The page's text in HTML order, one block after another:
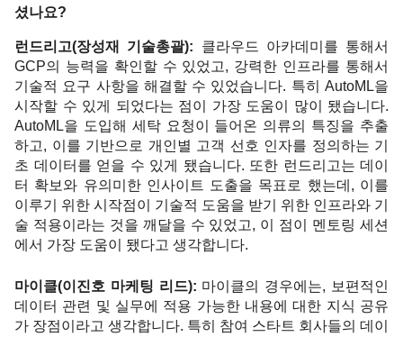
셨나요?
런드리고(장성재 기술총괄): 클라우드 아카데미를 통해서
GCP의 능력을 확인할 수 있었고, 강력한 인프라를 통해서
기술적 요구 사항을 해결할 수 있었습니다. 특히 AutoML을
시작할 수 있게 되었다는 점이 가장 도움이 많이 됐습니다.
AutoML을 도입해 세탁 요청이 들어온 의류의 특징을 추출
하고, 이를 기반으로 개인별 고객 선호 인자를 정의하는 기
초 데이터를 얻을 수 있게 됐습니다. 또한 런드리고는 데이
터 확보와 유의미한 인사이트 도출을 목표로 했는데, 이를
이루기 위한 시작점이 기술적 도움을 받기 위한 인프라와 기
술 적용이라는 것을 깨달을 수 있었고, 이 점이 멘토링 세션
에서 가장 도움이 됐다고 생각합니다.
마이클(이진호 마케팅 리드): 마이클의 경우에는, 보편적인
데이터 관련 및 실무에 적용 가능한 내용에 대한 지식 공유
가 장점이라고 생각합니다. 특히 참여 스타트 회사들의 데이